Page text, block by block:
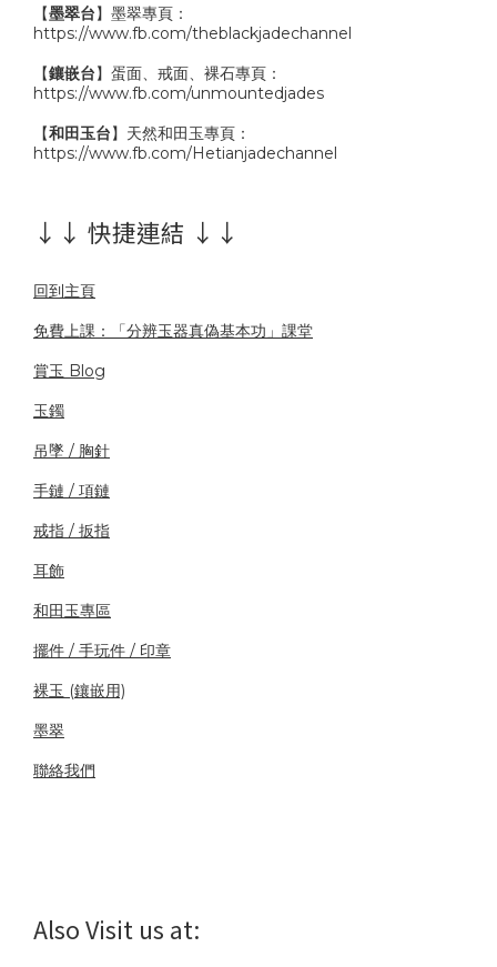
【墨翠台】墨翠專頁：
https://www.fb.com/theblackjadechannel
【鑲嵌台】蛋面、戒面、裸石專頁：
https://www.fb.com/unmountedjades
【和田玉台】天然和田玉專頁：
https://www.fb.com/Hetianjadechannel
↓↓ 快捷連結 ↓↓
回到主頁
免費上課：「分辨玉器真偽基本功」課堂
賞玉 Blog
玉鐲
吊墜 / 胸針
手鏈 / 項鏈
戒指 / 扳指
耳飾
和田玉專區
擺件 / 手玩件 / 印章
裸玉 (鑲嵌用)
墨翠
聯絡我們
Also Visit us at: